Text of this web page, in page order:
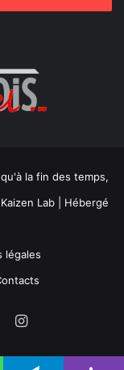
la fin des temps,
Kaizen Lab | Hébergé
légales
Instagram